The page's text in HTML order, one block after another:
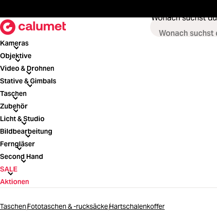
Wonach suchst
Kameras
Kameras
Objektive
Objektive
Video & Drohnen
Video & Drohnen
Stative & Gimbals
Stative & Gimbals
Taschen
Taschen
Zubehör
Zubehör
Licht & Studio
Licht & Studio
Bildbearbeitung
Bildbearbeitung
Ferngläser
Ferngläser
Second Hand
Second Hand
SALE
SALE
Aktionen
TaschenFototaschen & -rucksäckeHartschalenkoffer